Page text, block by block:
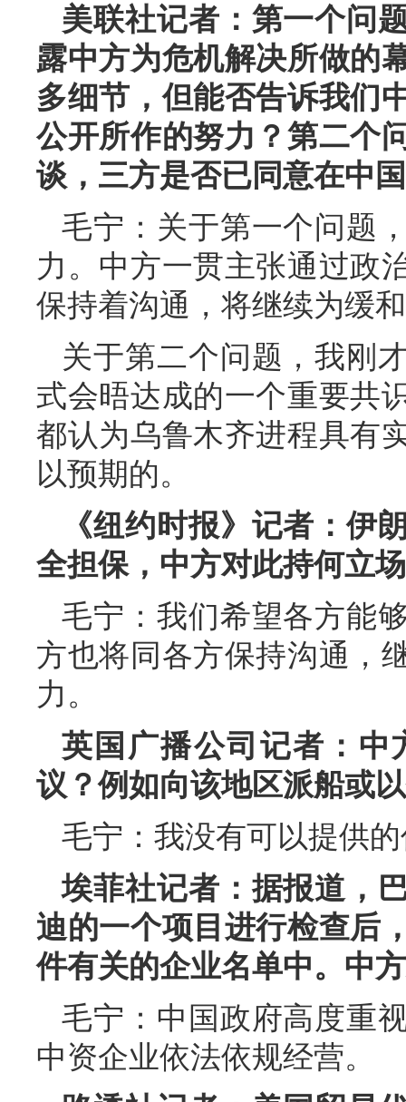
美联社记者：第一个问
露中方为危机解决所做的
多细节，但能否告诉我们
公开所作的努力？第二个
谈，三方是否已同意在中
毛宁：关于第一个问题
力。中方一贯主张通过政
保持着沟通，将继续为缓
关于第二个问题，我刚
式会晤达成的一个重要共
都认为乌鲁木齐进程具有
以预期的。
《纽约时报》记者：伊
全担保，中方对此持何立
毛宁：我们希望各方能
方也将同各方保持沟通，
力。
英国广播公司记者：中
议？例如向该地区派船或
毛宁：我没有可以提供
埃菲社记者：据报道，
迪的一个项目进行检查后
件有关的企业名单中。中
毛宁：中国政府高度重
中资企业依法依规经营。